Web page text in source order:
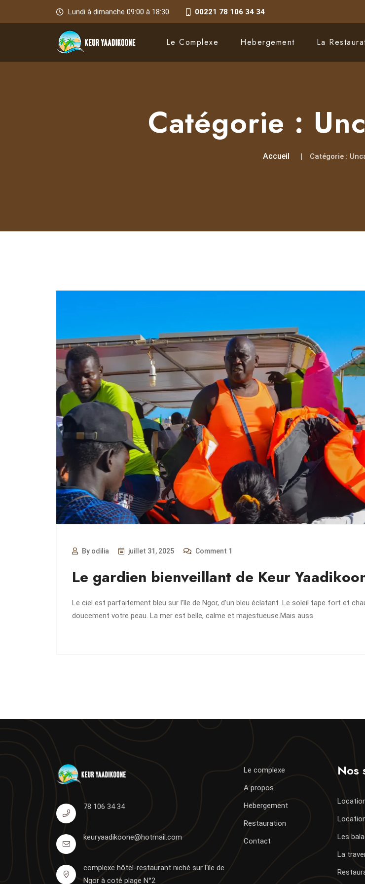
Lundi à dimanche 09:00 à 18:30 00221 78 106 34 34
Le Complexe Hebergement La
Catégorie :
Accueil Catégorie :
By odilia juillet 31, 2025 Comment 1
Le gardien bienveillant de Keur
Le ciel est parfaitement bleu sur l’île de Ngor, d’un bleu éclatant. Le soleil tape fort et
doucement votre peau. La mer est belle, calme et majestueuse.Mais auss
78 106 34 34
keuryaadikoone@hotmail.com
complexe hôtel-restaurant niché sur l'île de
Ngor à coté plage N°2
Le complexe
A propos
Hebergement
Restauration
Contact
Nos
Les
La